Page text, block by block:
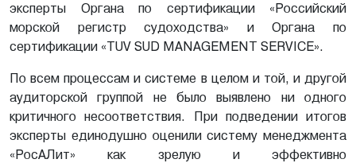
эксперты Органа по сертификации «Российский
морской регистр судоходства» и Органа по
сертификации «TUV SUD MANAGEMENT SERVICE».
По всем процессам и системе в целом и той, и другой
аудиторской группой не было выявлено ни одного
критичного несоответствия. При подведении итогов
эксперты единодушно оценили систему менеджмента
«РосАЛит» как зрелую и эффективно